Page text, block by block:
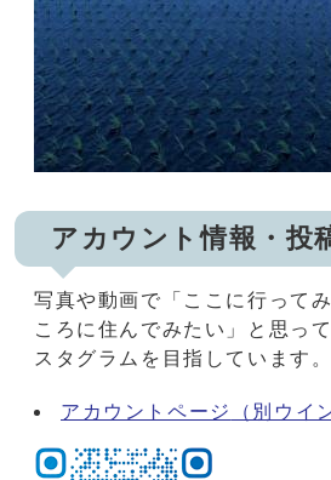
アカウント情報・投
写真や動画で「ここに行って
ころに住んでみたい」と思っ
スタグラムを目指しています。
アカウントページ （別ウイ